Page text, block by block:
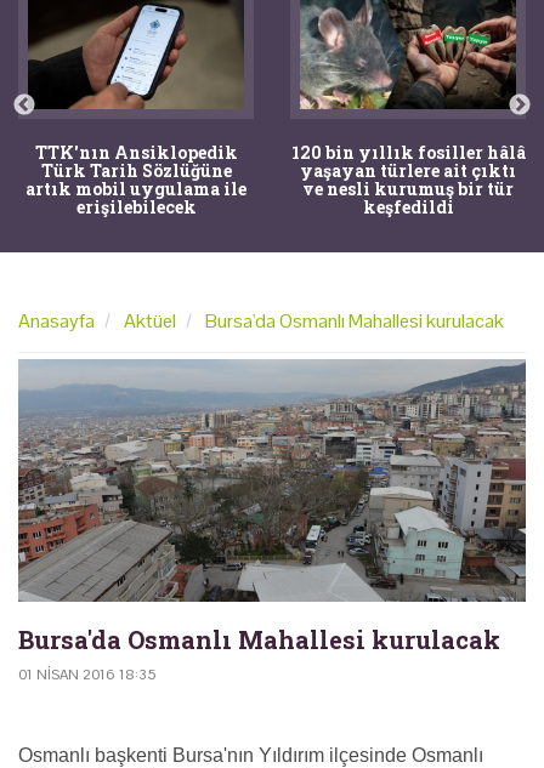
TTK'nın Ansiklopedik
Türk Tarih Sözlüğüne
artık mobil uygulama ile
erişilebilecek
120 bin yıllık fosiller hâlâ
yaşayan türlere ait çıktı
ve nesli kurumuş bir tür
keşfedildi
Anasayfa Aktüel Bursa'da Osmanlı Mahallesi kurulacak
Bursa'da Osmanlı Mahallesi kurulacak
01 NISAN 2016 18:35
Osmanlı başkenti Bursa'nın Yıldırım ilçesinde Osmanlı